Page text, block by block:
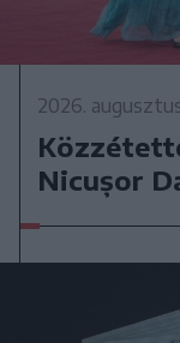
2026.
Nicușor